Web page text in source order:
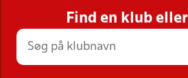
STILLINGER,
HOLD
Find en klub